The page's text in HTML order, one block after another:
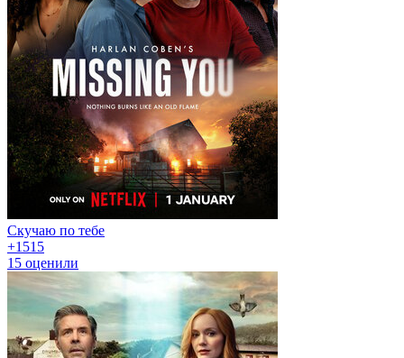
Скучаю по тебе
+1515
15 оценили